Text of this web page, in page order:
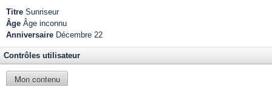
Titre Sunriseur
Âge Âge inconnu
Anniversaire Décembre 22
Contrôles utilisateur
Mon contenu